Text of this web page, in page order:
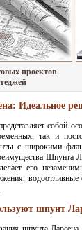
проектов
Идеальное
собой
так и
с широкими
Шпунта
его
шпунт